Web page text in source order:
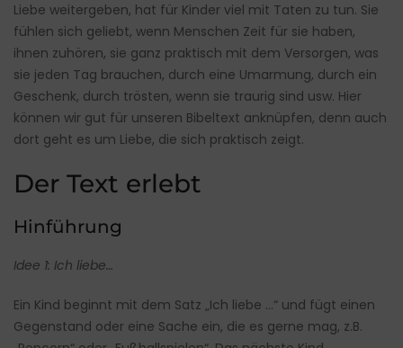
Liebe weitergeben, hat für Kinder viel mit Taten zu tun. Sie
fühlen sich geliebt, wenn Menschen Zeit für sie haben,
ihnen zuhören, sie ganz praktisch mit dem Versorgen, was
sie jeden Tag brauchen, durch eine Umarmung, durch ein
Geschenk, durch trösten, wenn sie traurig sind usw. Hier
können wir gut für unseren Bibeltext anknüpfen, denn auch
dort geht es um Liebe, die sich praktisch zeigt.
Der Text erlebt
Hinführung
Idee 1: Ich liebe…
Ein Kind beginnt mit dem Satz „Ich liebe …“ und fügt einen
Gegenstand oder eine Sache ein, die es gerne mag, z.B.